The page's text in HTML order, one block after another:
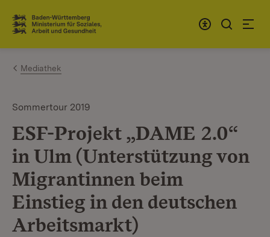
Zum Inhalt springen
Link zur Startseite
Mediathek
Sommertour 2019
ESF-Projekt „DAME 2.0“
in Ulm (Unterstützung von
Migrantinnen beim
Einstieg in den deutschen
Arbeitsmarkt)